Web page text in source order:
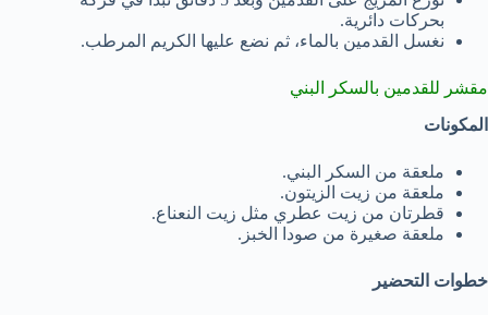
بحركات دائرية.
نغسل القدمين بالماء، ثم نضع عليها الكريم المرطب.
مقشر للقدمين بالسكر البني
المكونات
ملعقة من السكر البني.
ملعقة من زيت الزيتون.
قطرتان من زيت عطري مثل زيت النعناع.
ملعقة صغيرة من صودا الخبز.
خطوات التحضير